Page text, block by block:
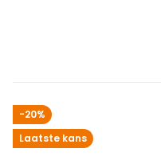
-20%
Laatste kans